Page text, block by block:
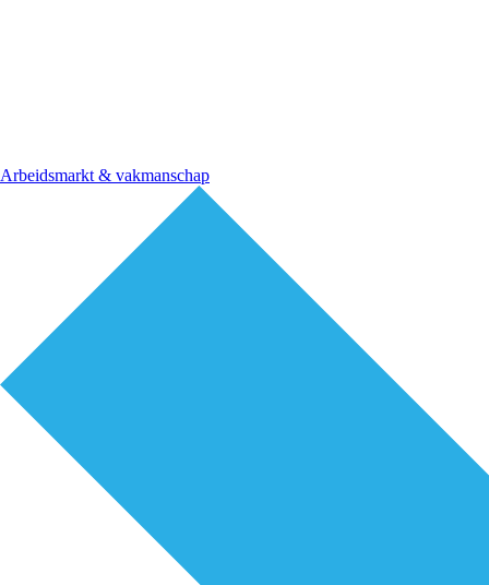
Arbeidsmarkt & vakmanschap